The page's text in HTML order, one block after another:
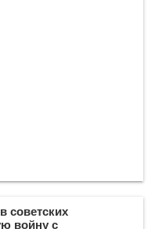
советских
войну с